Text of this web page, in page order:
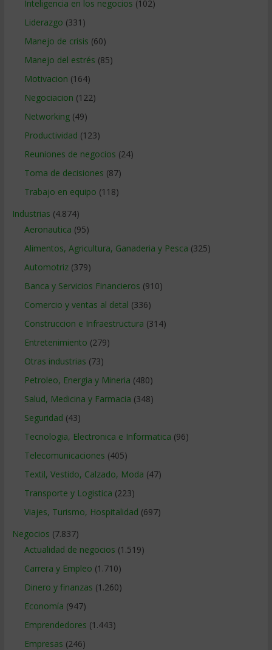
Inteligencia en los negocios (102)
Liderazgo (331)
Manejo de crisis (60)
Manejo del estrés (85)
Motivacion (164)
Negociacion (122)
Networking(49)
Productividad (123)
Reuniones de negocios (24)
Toma de decisiones (87)
Trabajo en equipo (118)
Industrias (4.874)
Aeronautica (95)
Alimentos, Agricultura, Ganaderia y Pesca (325)
Automotriz(379)
Banca y Servicios Financieros (910)
Comercio y ventas al detal (336)
Construccion e Infraestructura (314)
Entretenimiento (279)
Otras industrias (73)
Petroleo, Energia y Mineria (480)
Salud, Medicina y Farmacia (348)
Seguridad (43)
Tecnologia, Electronica e Informatica (96)
Telecomunicaciones (405)
Textil, Vestido, Calzado, Moda (47)
Transporte y Logistica (223)
Viajes, Turismo, Hospitalidad (697)
Negocios (7.837)
Actualidad de negocios (1.519)
Carrera y Empleo (1.710)
Dinero y finanzas (1.260)
Economía (947)
Emprendedores (1.443)
Empresas (246)